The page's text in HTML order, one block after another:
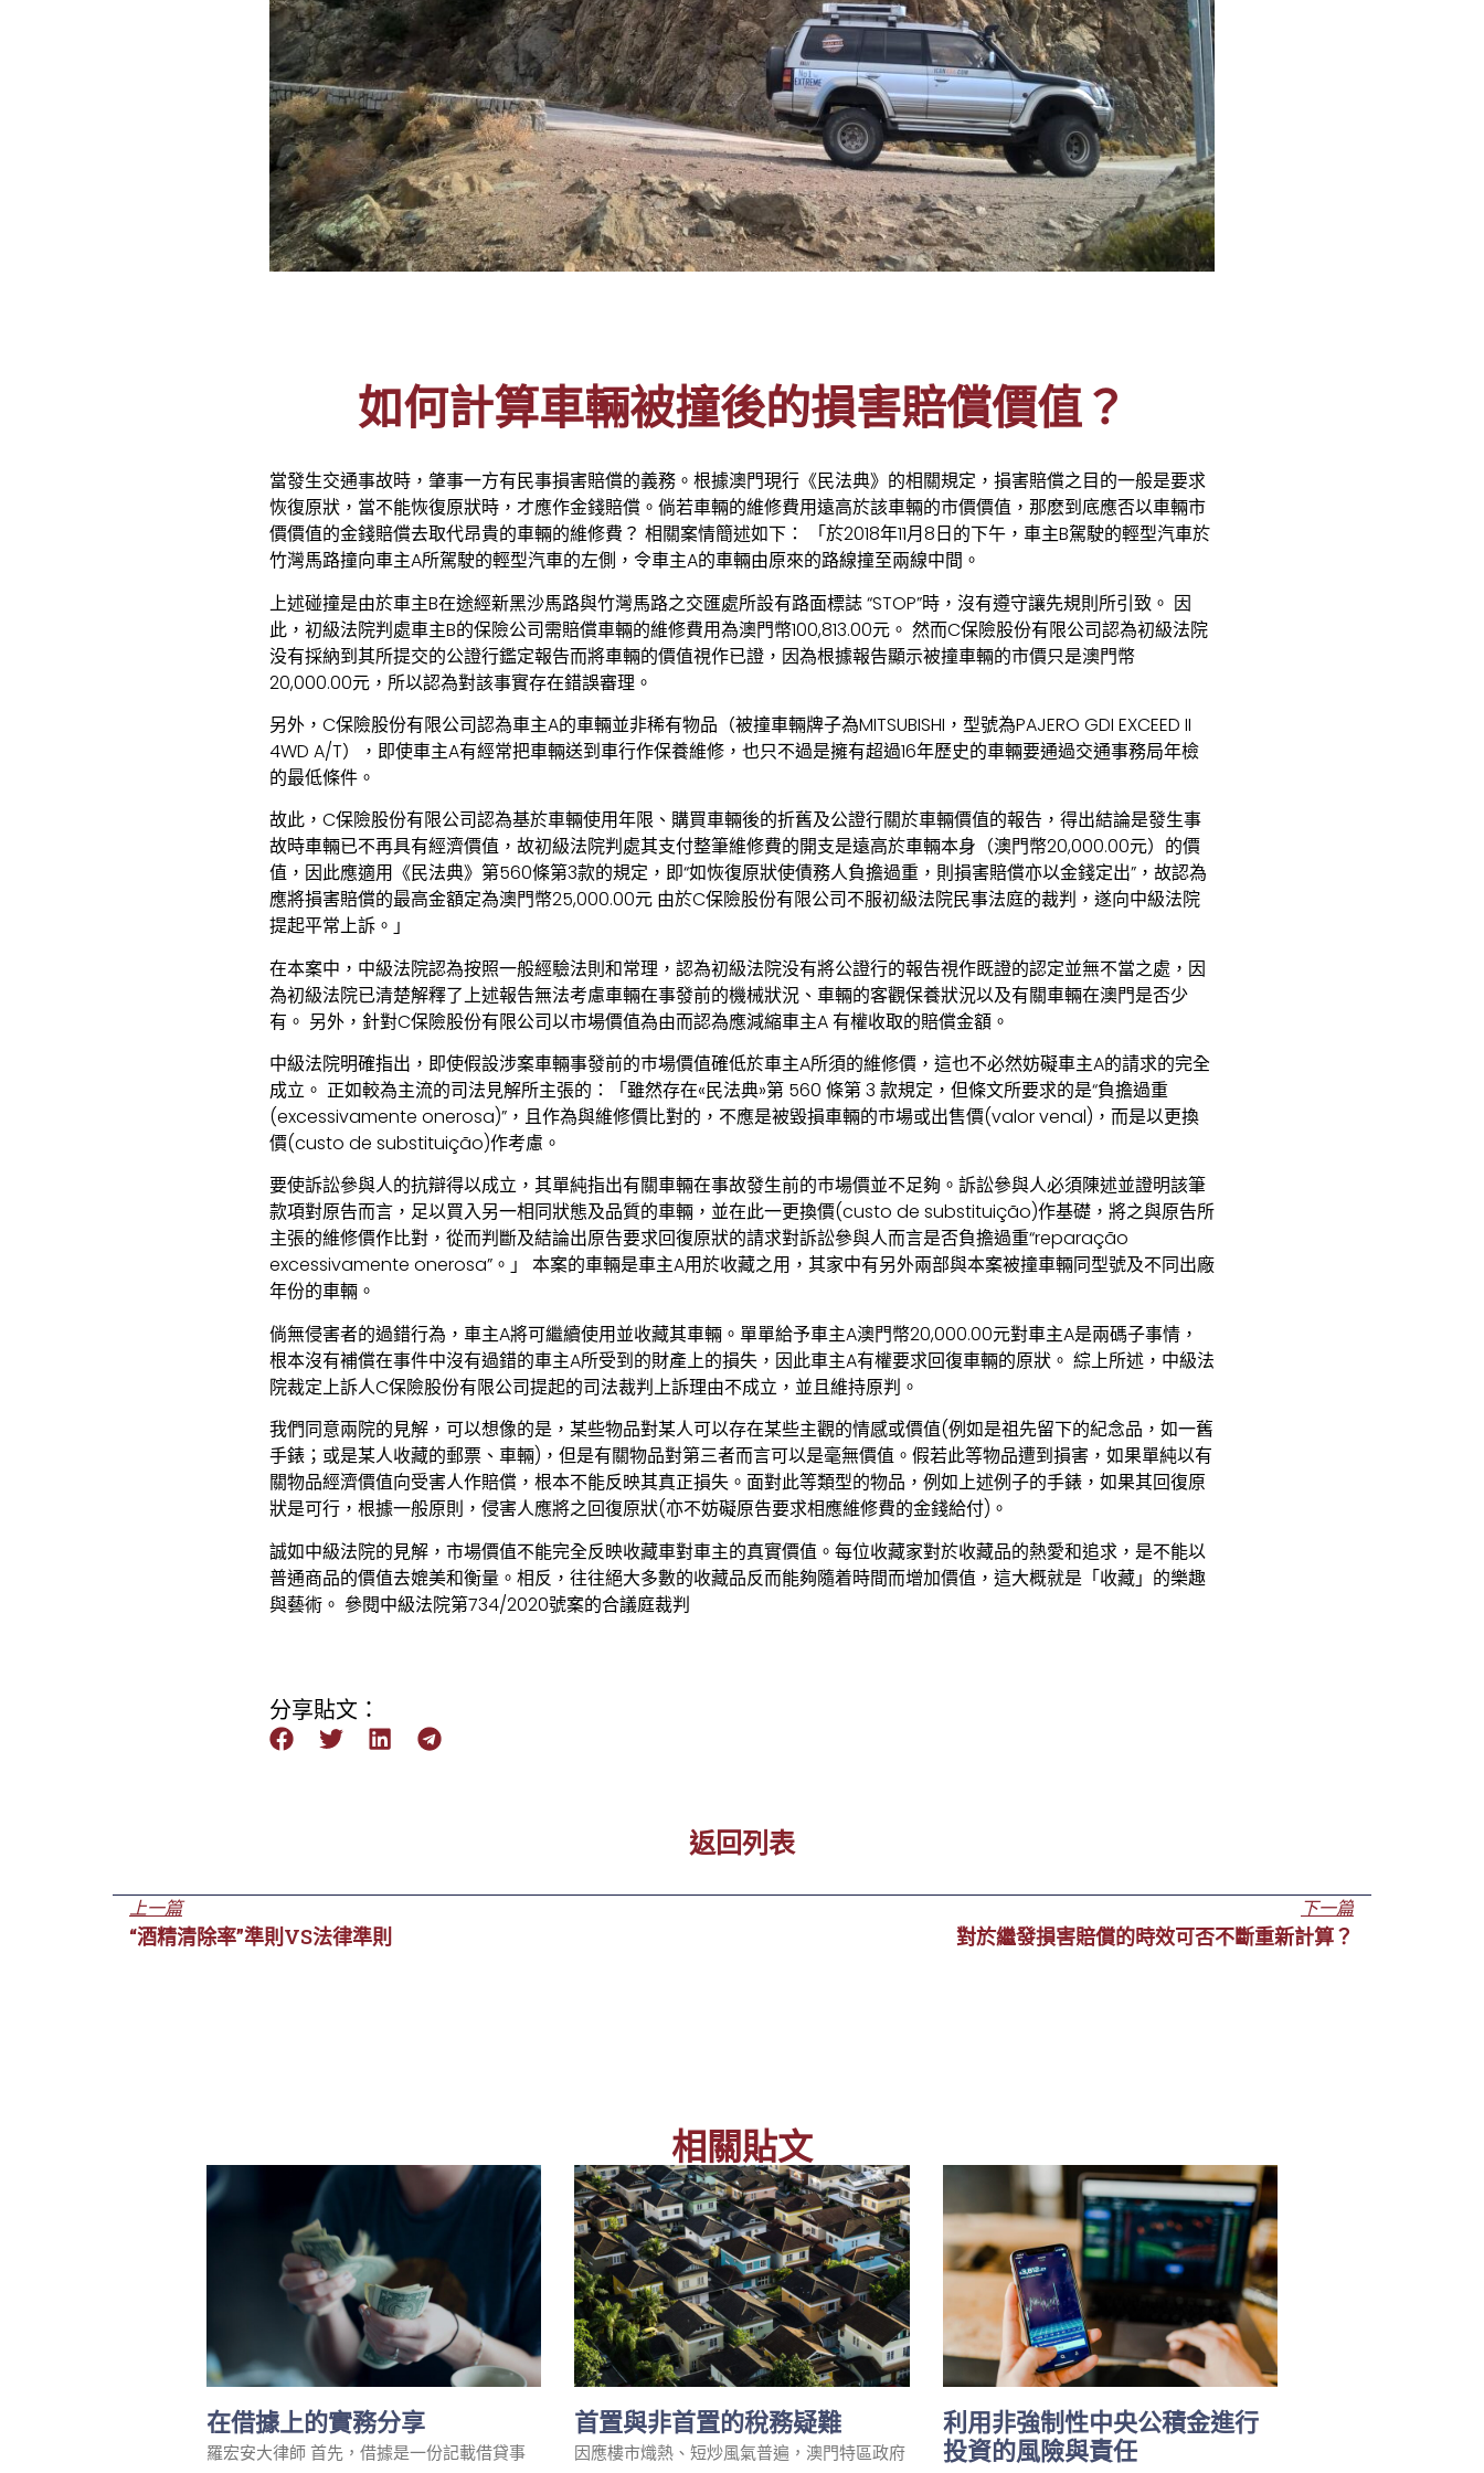
如何計算車輛被撞後的損害賠償價值？
當發生交通事故時，肇事一方有民事損害賠償的義務。根據澳門現行《民法典》的相關規定，損害賠償之目的一般是要求
恢復原狀，當不能恢復原狀時，才應作金錢賠償。倘若車輛的維修費用遠高於該車輛的市價價值，那麽到底應否以車輛市
價價值的金錢賠償去取代昂貴的車輛的維修費？ 相關案情簡述如下： 「於2018年11月8日的下午，車主B駕駛的輕型汽車於
竹灣馬路撞向車主A所駕駛的輕型汽車的左側，令車主A的車輛由原來的路線撞至兩線中間。
上述碰撞是由於車主B在途經新黑沙馬路與竹灣馬路之交匯處所設有路面標誌 “STOP”時，沒有遵守讓先規則所引致。 因
此，初級法院判處車主B的保險公司需賠償車輛的維修費用為澳門幣100,813.00元。 然而C保險股份有限公司認為初級法院
没有採納到其所提交的公證行鑑定報告而將車輛的價值視作已證，因為根據報告顯示被撞車輛的市價只是澳門幣
20,000.00元，所以認為對該事實存在錯誤審理。
另外，C保險股份有限公司認為車主A的車輛並非稀有物品（被撞車輛牌子為MITSUBISHI，型號為PAJERO GDI EXCEED II
4WD A/T），即使車主A有經常把車輛送到車行作保養維修，也只不過是擁有超過16年歷史的車輛要通過交通事務局年檢
的最低條件。
故此，C保險股份有限公司認為基於車輛使用年限、購買車輛後的折舊及公證行關於車輛價值的報告，得出結論是發生事
故時車輛已不再具有經濟價值，故初級法院判處其支付整筆維修費的開支是遠高於車輛本身（澳門幣20,000.00元）的價
值，因此應適用《民法典》第560條第3款的規定，即“如恢復原狀使債務人負擔過重，則損害賠償亦以金錢定出”，故認為
應將損害賠償的最高金額定為澳門幣25,000.00元 由於C保險股份有限公司不服初級法院民事法庭的裁判，遂向中級法院
提起平常上訴。」
在本案中，中級法院認為按照一般經驗法則和常理，認為初級法院没有將公證行的報告視作既證的認定並無不當之處，因
為初級法院已清楚解釋了上述報告無法考慮車輛在事發前的機械狀況、車輛的客觀保養狀況以及有關車輛在澳門是否少
有。 另外，針對C保險股份有限公司以市場價值為由而認為應減縮車主A 有權收取的賠償金額。
中級法院明確指出，即使假設涉案車輛事發前的巿場價值確低於車主A所須的維修價，這也不必然妨礙車主A的請求的完全
成立。 正如較為主流的司法見解所主張的：「雖然存在«民法典»第 560 條第 3 款規定，但條文所要求的是“負擔過重
(excessivamente onerosa)”，且作為與維修價比對的，不應是被毀損車輛的巿場或出售價(valor venal)，而是以更換
價(custo de substituição)作考慮。
要使訴訟參與人的抗辯得以成立，其單純指出有關車輛在事故發生前的巿場價並不足夠。訴訟參與人必須陳述並證明該筆
款項對原告而言，足以買入另一相同狀態及品質的車輛，並在此一更換價(custo de substituição)作基礎，將之與原告所
主張的維修價作比對，從而判斷及結論出原告要求回復原狀的請求對訴訟參與人而言是否負擔過重“reparação
excessivamente onerosa”。」 本案的車輛是車主A用於收藏之用，其家中有另外兩部與本案被撞車輛同型號及不同出廠
年份的車輛。
倘無侵害者的過錯行為，車主A將可繼續使用並收藏其車輛。單單給予車主A澳門幣20,000.00元對車主A是兩碼子事情，
根本沒有補償在事件中沒有過錯的車主A所受到的財產上的損失，因此車主A有權要求回復車輛的原狀。 綜上所述，中級法
院裁定上訴人C保險股份有限公司提起的司法裁判上訴理由不成立，並且維持原判。
我們同意兩院的見解，可以想像的是，某些物品對某人可以存在某些主觀的情感或價值(例如是祖先留下的紀念品，如一舊
手錶；或是某人收藏的郵票、車輛)，但是有關物品對第三者而言可以是毫無價值。假若此等物品遭到損害，如果單純以有
關物品經濟價值向受害人作賠償，根本不能反映其真正損失。面對此等類型的物品，例如上述例子的手錶，如果其回復原
狀是可行，根據一般原則，侵害人應將之回復原狀(亦不妨礙原告要求相應維修費的金錢給付)。
誠如中級法院的見解，市場價值不能完全反映收藏車對車主的真實價值。每位收藏家對於收藏品的熱愛和追求，是不能以
普通商品的價值去媲美和衡量。相反，往往絕大多數的收藏品反而能夠隨着時間而增加價值，這大概就是「收藏」的樂趣
與藝術。 參閱中級法院第734/2020號案的合議庭裁判
分享貼文：
返回列表
上一篇
“酒精清除率”準則VS法律準則
下一篇
對於繼發損害賠償的時效可否不斷重新計算？
相關貼文
在借據上的實務分享
羅宏安大律師 首先，借據是一份記載借貸事
首置與非首置的稅務疑難
因應樓市熾熱、短炒風氣普遍，澳門特區政府
利用非強制性中央公積金進行
投資的風險與責任